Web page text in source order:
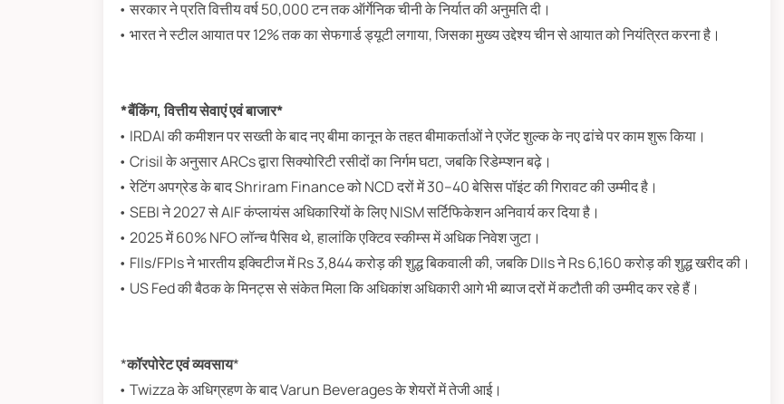
• सरकार ने प्रति वित्तीय वर्ष 50,000 टन तक ऑर्गेनिक चीनी के निर्यात की अनुमति दी।
• भारत ने स्टील आयात पर 12% तक का सेफगार्ड ड्यूटी लगाया, जिसका मुख्य उद्देश्य चीन से आयात को नियंत्रित करना है।
*बैंकिंग, वित्तीय सेवाएं एवं बाजार*
• IRDAI की कमीशन पर सख्ती के बाद नए बीमा कानून के तहत बीमाकर्ताओं ने एजेंट शुल्क के नए ढांचे पर काम शुरू किया।
• Crisil के अनुसार ARCs द्वारा सिक्योरिटी रसीदों का निर्गम घटा, जबकि रिडेम्प्शन बढ़े।
• रेटिंग अपग्रेड के बाद Shriram Finance को NCD दरों में 30–40 बेसिस पॉइंट की गिरावट की उम्मीद है।
• SEBI ने 2027 से AIF कंप्लायंस अधिकारियों के लिए NISM सर्टिफिकेशन अनिवार्य कर दिया है।
• 2025 में 60% NFO लॉन्च पैसिव थे, हालांकि एक्टिव स्कीम्स में अधिक निवेश जुटा।
• FIIs/FPIs ने भारतीय इक्विटीज में Rs 3,844 करोड़ की शुद्ध बिकवाली की, जबकि DIIs ने Rs 6,160 करोड़ की शुद्ध खरीद की।
• US Fed की बैठक के मिनट्स से संकेत मिला कि अधिकांश अधिकारी आगे भी ब्याज दरों में कटौती की उम्मीद कर रहे हैं।
*कॉरपोरेट एवं व्यवसाय*
• Twizza के अधिग्रहण के बाद Varun Beverages के शेयरों में तेजी आई।